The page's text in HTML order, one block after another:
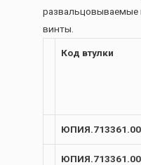
винты.
Код втулки